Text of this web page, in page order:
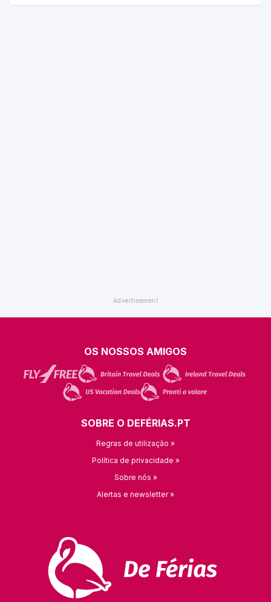
OS NOSSOS AMIGOS
SOBRE O DEFÉRIAS.PT
Regras de utilização »
Política de privacidade »
Sobre nós »
Alertas e newsletter »